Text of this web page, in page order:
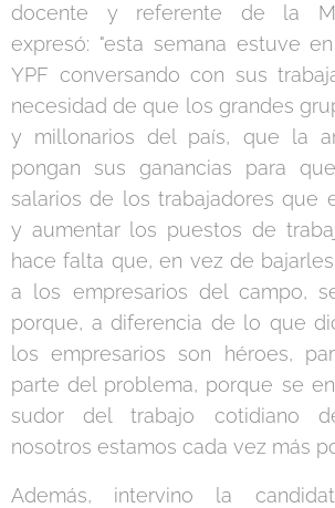
docente y referente de la
expresó: "esta semana estuve
YPF conversando con sus
necesidad de que los grandes
y millonarios del país, que la
pongan sus ganancias para
salarios de los trabajadores que
y aumentar los puestos de
hace falta que, en vez de
a los empresarios del campo,
porque, a diferencia de lo que
los empresarios son héroes,
parte del problema, porque se
sudor del trabajo cotidiano
nosotros estamos cada vez más
Además, intervino la